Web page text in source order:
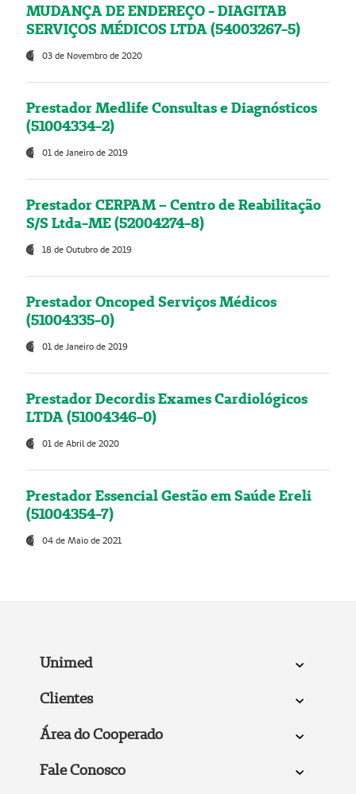
MUDANÇA DE ENDEREÇO - DIAGITAB
SERVIÇOS MÉDICOS LTDA (54003267-5)
03 de Novembro de 2020
Prestador Medlife Consultas e Diagnósticos
(51004334-2)
01 de Janeiro de 2019
Prestador CERPAM – Centro de Reabilitação
S/S Ltda-ME (52004274-8)
18 de Outubro de 2019
Prestador Oncoped Serviços Médicos
(51004335-0)
01 de Janeiro de 2019
Prestador Decordis Exames Cardiológicos
LTDA (51004346-0)
01 de Abril de 2020
Prestador Essencial Gestão em Saúde Ereli
(51004354-7)
04 de Maio de 2021
Unimed
Clientes
Área do Cooperado
Fale Conosco